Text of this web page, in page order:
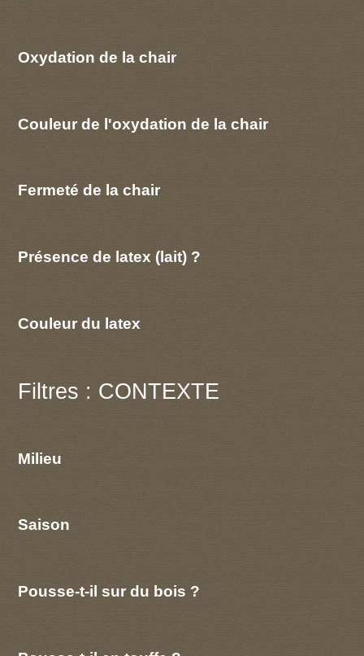
Oxydation de la chair
Couleur de l'oxydation de la chair
Fermeté de la chair
Présence de latex (lait) ?
Couleur du latex
Filtres : CONTEXTE
Milieu
Saison
Pousse-t-il sur du bois ?